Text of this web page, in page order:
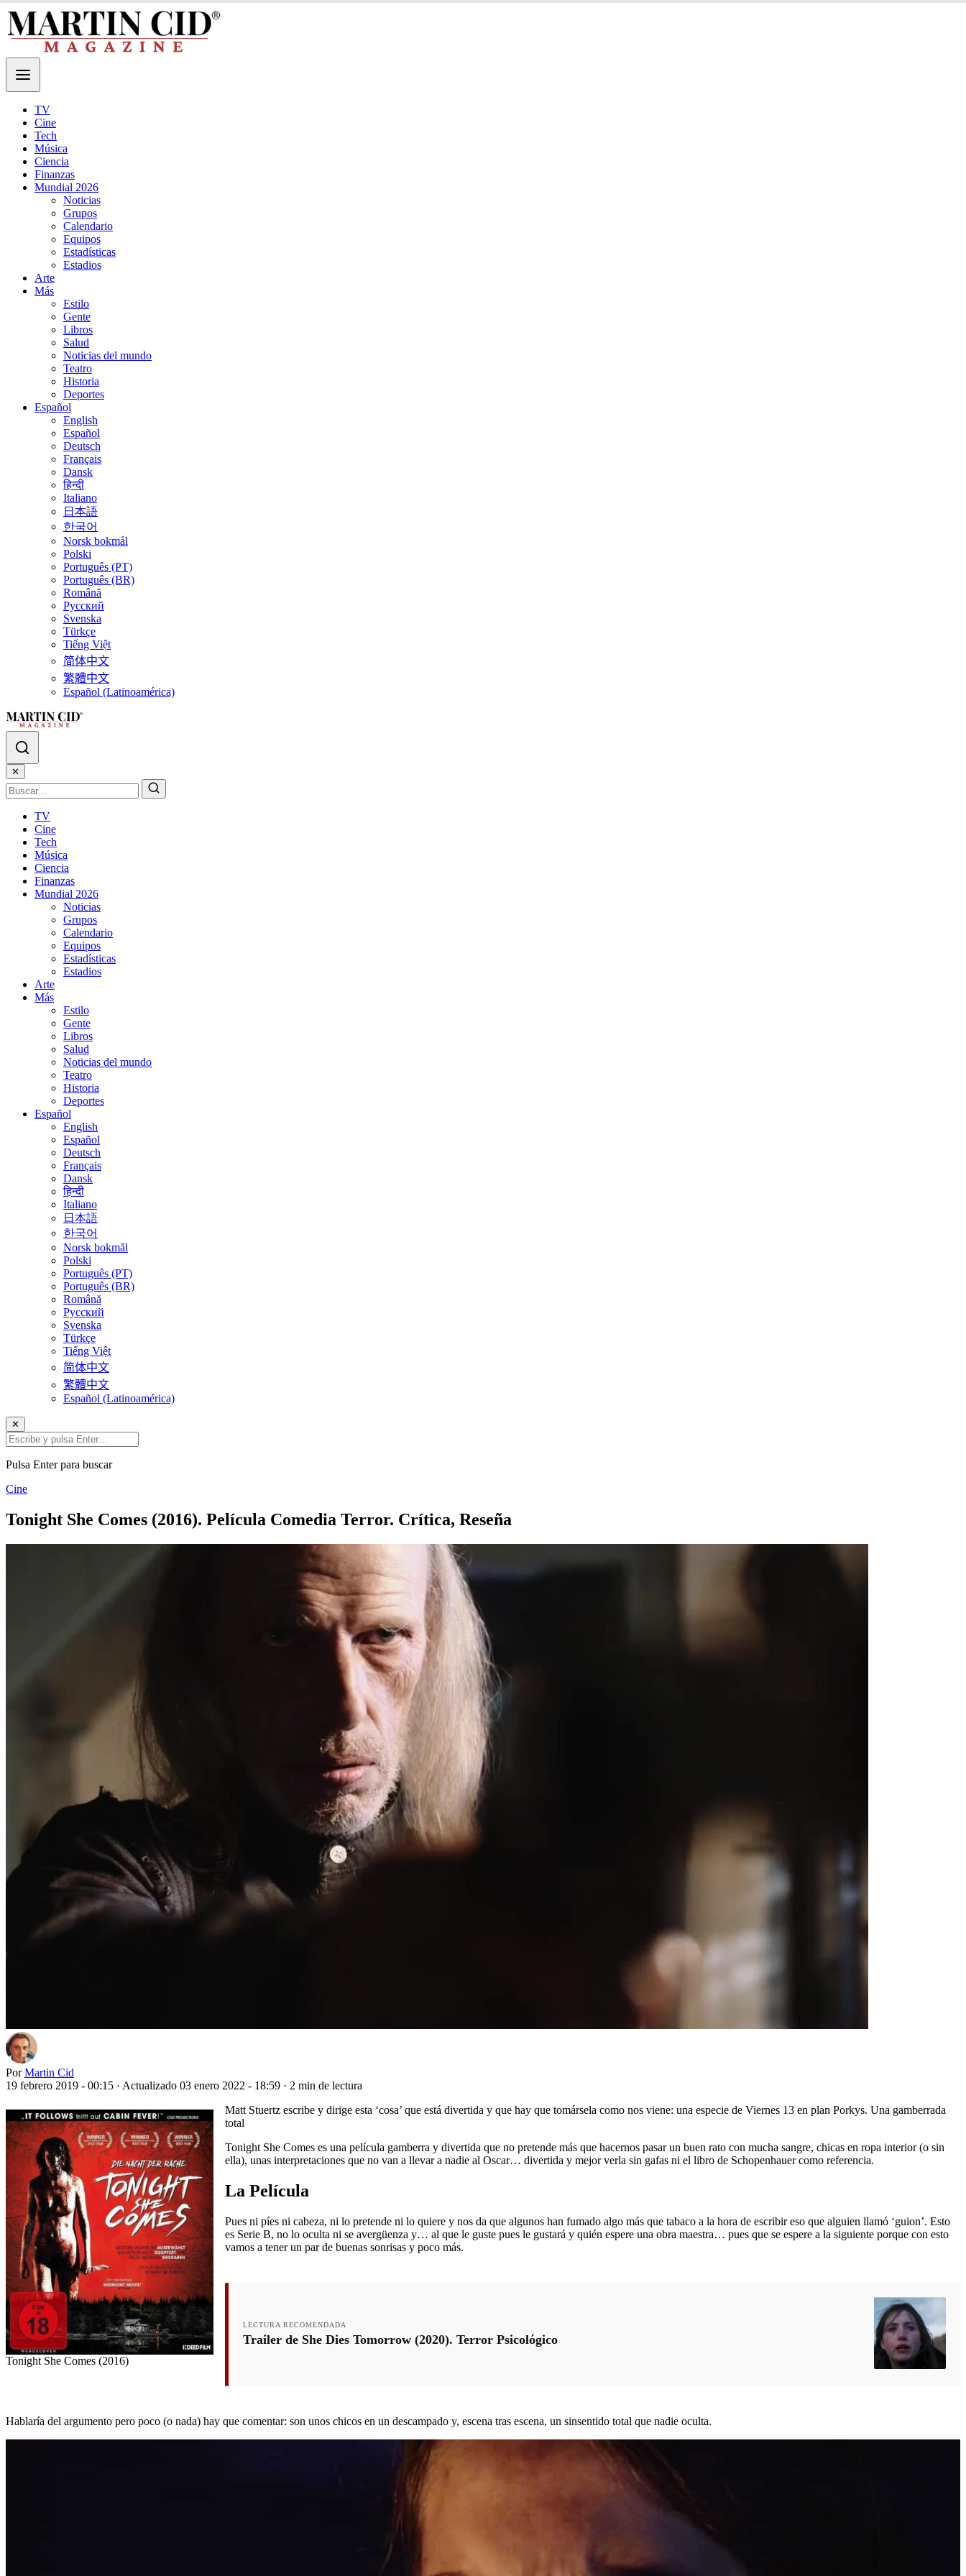
TV
Cine
Tech
Música
Ciencia
Finanzas
Mundial 2026
Noticias
Grupos
Calendario
Equipos
Estadísticas
Estadios
Arte
Más
Estilo
Gente
Libros
Salud
Noticias del mundo
Teatro
Historia
Deportes
Español
English
Español
Deutsch
Français
Dansk
हिन्दी
Italiano
日本語
한국어
Norsk bokmål
Polski
Português (PT)
Português (BR)
Română
Русский
Svenska
Türkçe
Tiếng Việt
简体中文
繁體中文
Español (Latinoamérica)
✕
TV
Cine
Tech
Música
Ciencia
Finanzas
Mundial 2026
Noticias
Grupos
Calendario
Equipos
Estadísticas
Estadios
Arte
Más
Estilo
Gente
Libros
Salud
Noticias del mundo
Teatro
Historia
Deportes
Español
English
Español
Deutsch
Français
Dansk
हिन्दी
Italiano
日本語
한국어
Norsk bokmål
Polski
Português (PT)
Português (BR)
Română
Русский
Svenska
Türkçe
Tiếng Việt
简体中文
繁體中文
Español (Latinoamérica)
✕
Pulsa Enter para buscar
Cine
Tonight She Comes (2016). Película Comedia Terror. Crítica, Reseña
Por Martin Cid
19 febrero 2019 - 00:15 · Actualizado 03 enero 2022 - 18:59 · 2 min de lectura
Tonight She Comes (2016)
Matt Stuertz escribe y dirige esta ‘cosa’ que está divertida y que hay que tomársela como nos viene: una especie de Viernes 13 en plan Porkys. Una gamberrada
total
Tonight She Comes es una película gamberra y divertida que no pretende más que hacernos pasar un buen rato con mucha sangre, chicas en ropa interior (o sin
ella), unas interpretaciones que no van a llevar a nadie al Oscar… divertida y mejor verla sin gafas ni el libro de Schopenhauer como referencia.
La Película
Pues ni píes ni cabeza, ni lo pretende ni lo quiere y nos da que algunos han fumado algo más que tabaco a la hora de escribir eso que alguien llamó ‘guion’. Esto
es Serie B, no lo oculta ni se avergüenza y… al que le guste pues le gustará y quién espere una obra maestra… pues que se espere a la siguiente porque con esto
vamos a tener un par de buenas sonrisas y poco más.
LECTURA RECOMENDADA
Trailer de She Dies Tomorrow (2020). Terror Psicológico
Hablaría del argumento pero poco (o nada) hay que comentar: son unos chicos en un descampado y, escena tras escena, un sinsentido total que nadie oculta.